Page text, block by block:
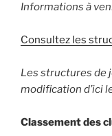
Informations à
Consultez les
Les structures de
modification d’ici
Classement des